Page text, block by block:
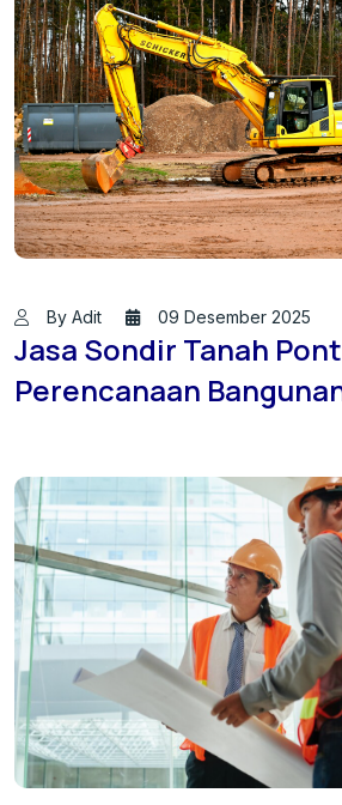
By Adit 09 Desember 2025
Jasa Sondir Tanah
Perencanaan